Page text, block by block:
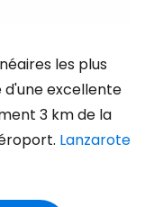
les plus
d'une excellente
3 km de la
Lanzarote